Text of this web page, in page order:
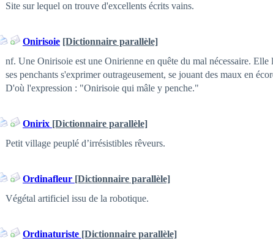
Site sur lequel on trouve d'excellents écrits vains.
Onirisoie [Dictionnaire parallèle]
nf. Une Onirisoie est une Onirienne en quête du mal nécessaire.
ses penchants s'exprimer outrageusement, se jouant des maux en
D'où l'expression : "Onirisoie qui mâle y penche."
Onirix [Dictionnaire parallèle]
Petit village peuplé d’irrésistibles rêveurs.
Ordinafleur [Dictionnaire parallèle]
Végétal artificiel issu de la robotique.
Ordinaturiste [Dictionnaire parallèle]